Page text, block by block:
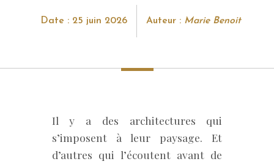
Date : 25 juin 2026 Auteur : Marie Benoit
Il y a des architectures qui
s’imposent à leur paysage. Et
d’autres qui l’écoutent avant de